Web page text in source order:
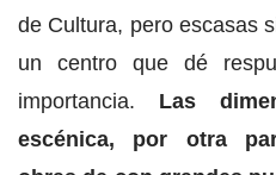
de Cultura, pero escasas
un centro que dé
importancia. Las
escénica, por otra